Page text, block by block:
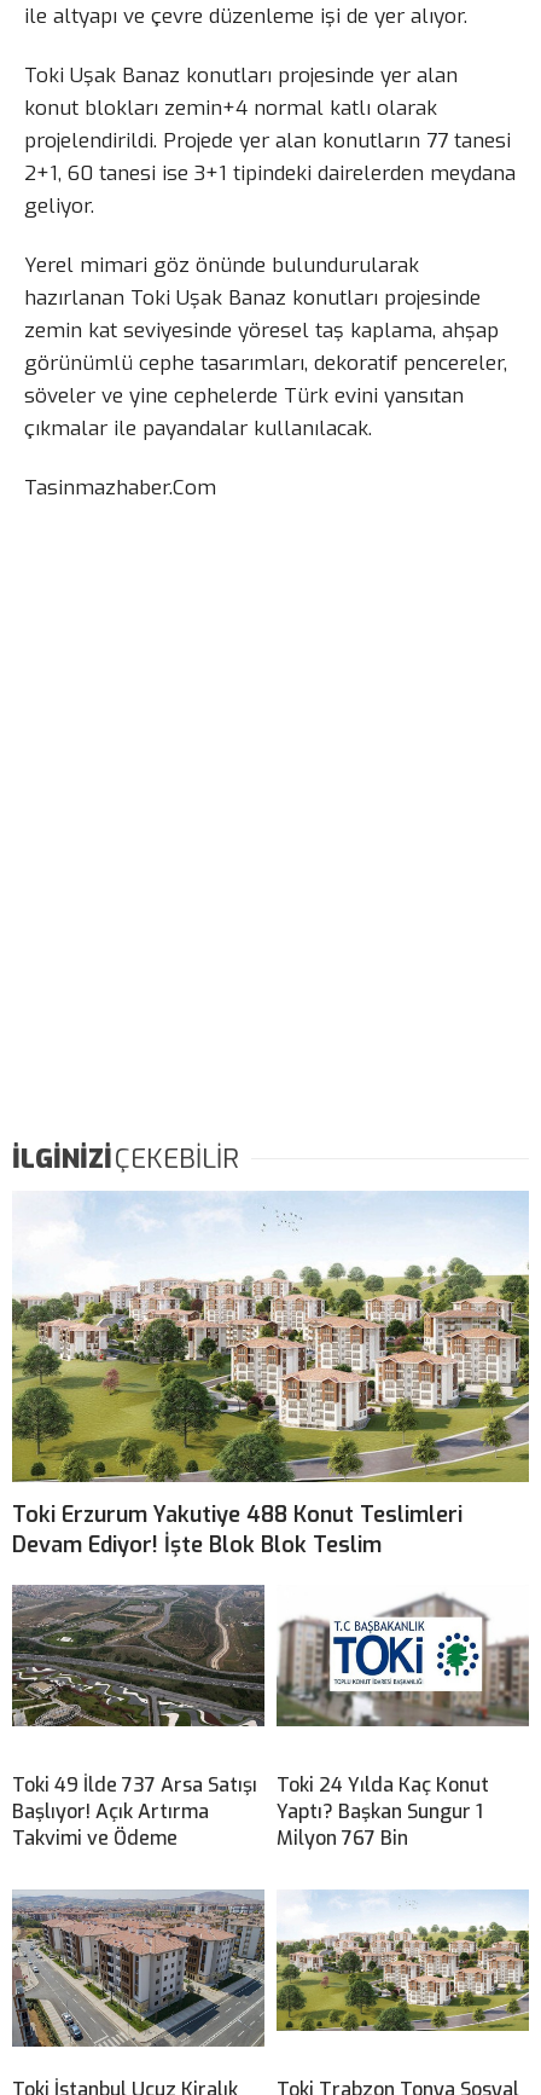
ile altyapı ve çevre düzenleme işi de yer alıyor.
Toki Uşak Banaz konutları projesinde yer alan
konut blokları zemin+4 normal katlı olarak
projelendirildi. Projede yer alan konutların 77 tanesi
2+1, 60 tanesi ise 3+1 tipindeki dairelerden meydana
geliyor.
Yerel mimari göz önünde bulundurularak
hazırlanan Toki Uşak Banaz konutları projesinde
zemin kat seviyesinde yöresel taş kaplama, ahşap
görünümlü cephe tasarımları, dekoratif pencereler,
söveler ve yine cephelerde Türk evini yansıtan
çıkmalar ile payandalar kullanılacak.
Tasinmazhaber.Com
İLGİNİZİÇEKEBİLİR
Toki Erzurum Yakutiye 488 Konut Teslimleri
Devam Ediyor! İşte Blok Blok Teslim
Toki 49 İlde 737 Arsa Satışı
Başlıyor! Açık Artırma
Takvimi ve Ödeme
Toki 24 Yılda Kaç Konut
Yaptı? Başkan Sungur 1
Milyon 767 Bin
Toki İstanbul Ucuz Kiralık Toki Trabzon Tonya Sosyal